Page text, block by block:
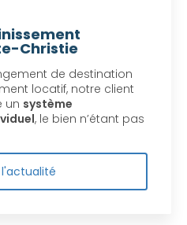
Christie
de destination
locatif, notre client
un système
, le bien n’étant pas